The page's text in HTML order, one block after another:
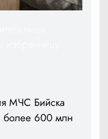
МЧС Бийска
более 600 млн